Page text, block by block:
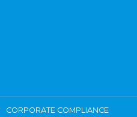
CORPORATE COMPLIANCE